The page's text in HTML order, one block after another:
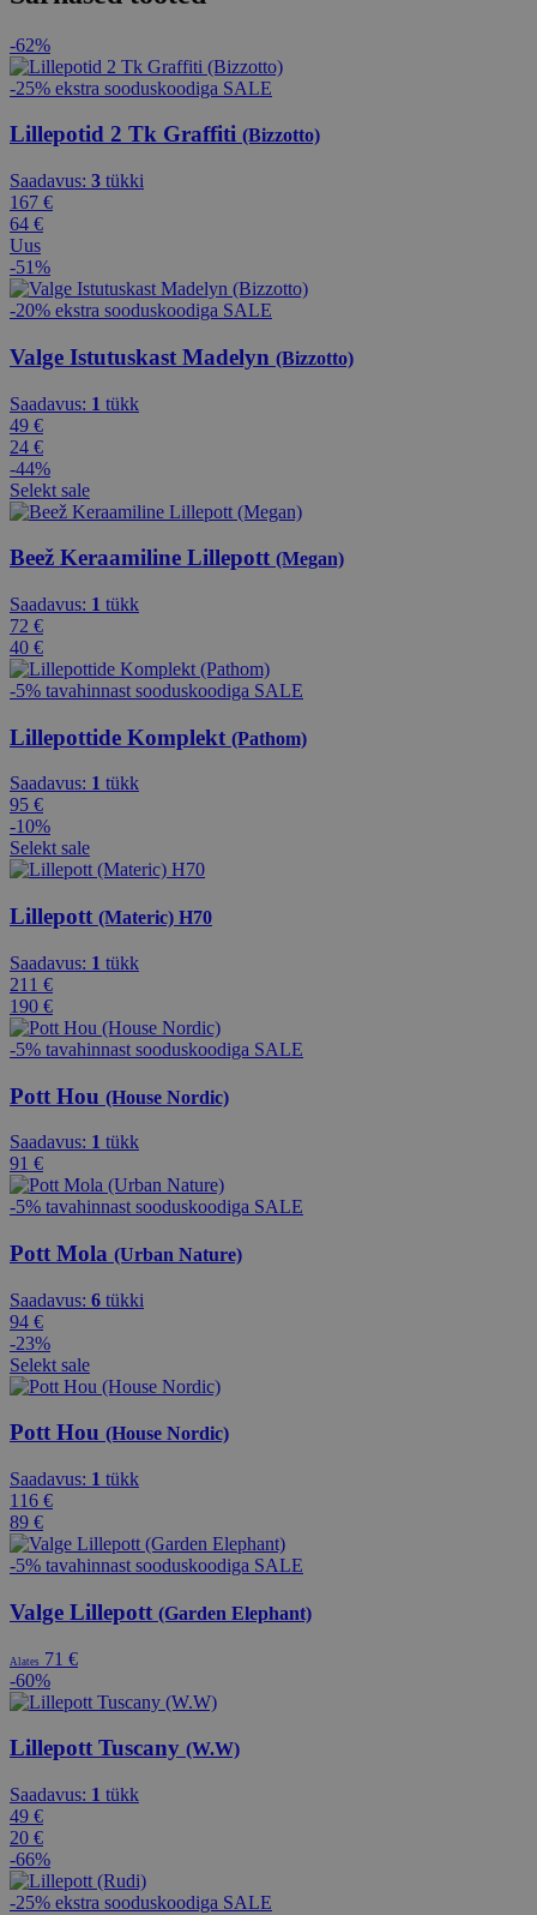
-62%
-25% ekstra sooduskoodiga SALE
Lillepotid 2 Tk Graffiti (Bizzotto)
Saadavus: 3 tükki
167 €
64 €
Uus
-51%
-20% ekstra sooduskoodiga SALE
Valge Istutuskast Madelyn (Bizzotto)
Saadavus: 1 tükk
49 €
24 €
-44%
Selekt sale
Beež Keraamiline Lillepott (Megan)
Saadavus: 1 tükk
72 €
40 €
-5% tavahinnast sooduskoodiga SALE
Lillepottide Komplekt (Pathom)
Saadavus: 1 tükk
95 €
-10%
Selekt sale
Lillepott (Materic) H70
Saadavus: 1 tükk
211 €
190 €
-5% tavahinnast sooduskoodiga SALE
Pott Hou (House Nordic)
Saadavus: 1 tükk
91 €
-5% tavahinnast sooduskoodiga SALE
Pott Mola (Urban Nature)
Saadavus: 6 tükki
94 €
-23%
Selekt sale
Pott Hou (House Nordic)
Saadavus: 1 tükk
116 €
89 €
-5% tavahinnast sooduskoodiga SALE
Valge Lillepott (Garden Elephant)
Alates 71 €
-60%
Lillepott Tuscany (W.W)
Saadavus: 1 tükk
49 €
20 €
-66%
-25% ekstra sooduskoodiga SALE